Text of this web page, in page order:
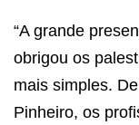
“A grande
obrigou os
mais simples.
Pinheiro, os